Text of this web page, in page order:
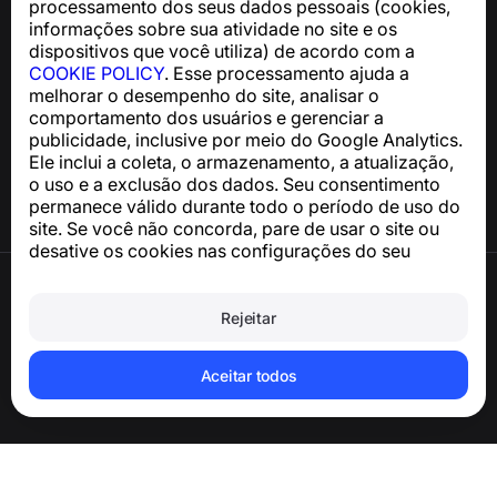
processamento dos seus dados pessoais (cookies,
informações sobre sua atividade no site e os
dispositivos que você utiliza) de acordo com a
COOKIE POLICY. Esse processamento ajuda a
melhorar o desempenho do site, analisar o
comportamento dos usuários e gerenciar a
publicidade, inclusive por meio do Google Analytics.
Ele inclui a coleta, o armazenamento, a atualização,
o uso e a exclusão dos dados. Seu consentimento
permanece válido durante todo o período de uso do
site. Se você não concorda, pare de usar o site ou
desative os cookies nas configurações do seu
Rejeitar
Aceitar todos
support@numbuster.com
Central de Ajuda
Notícias e Artigos
Sobre o projeto
Contatos
Excluir a conta e os dados pessoais